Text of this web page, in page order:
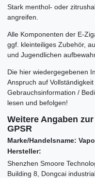
Stark menthol- oder
angreifen.
Alle Komponenten der E-
ggf. kleinteiliges Zubehör,
und Jugendlichen
Die hier wiedergegebenen
Anspruch auf
Gebrauchsinformation /
lesen und befolgen!
Weitere Angaben
GPSR
Marke/Handelsname:
Hersteller:
Shenzhen Smoore
Building 8, Dongcai